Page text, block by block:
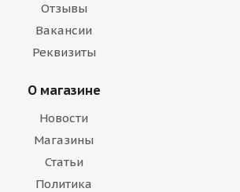
Отзывы
Вакансии
Реквизиты
О магазине
Новости
Магазины
Статьи
Политика